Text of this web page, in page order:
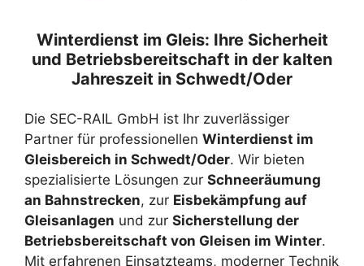
Winterdienst im Gleis: Ihre Sicherheit
und Betriebsbereitschaft in der kalten
Jahreszeit in Schwedt/Oder
Die SEC-RAIL GmbH ist Ihr zuverlässiger
Partner für professionellen Winterdienst im
Gleisbereich in Schwedt/Oder. Wir bieten
spezialisierte Lösungen zur Schneeräumung
an Bahnstrecken, zur Eisbekämpfung auf
Gleisanlagen und zur Sicherstellung der
Betriebsbereitschaft von Gleisen im Winter.
Mit erfahrenen Einsatzteams, moderner Technik